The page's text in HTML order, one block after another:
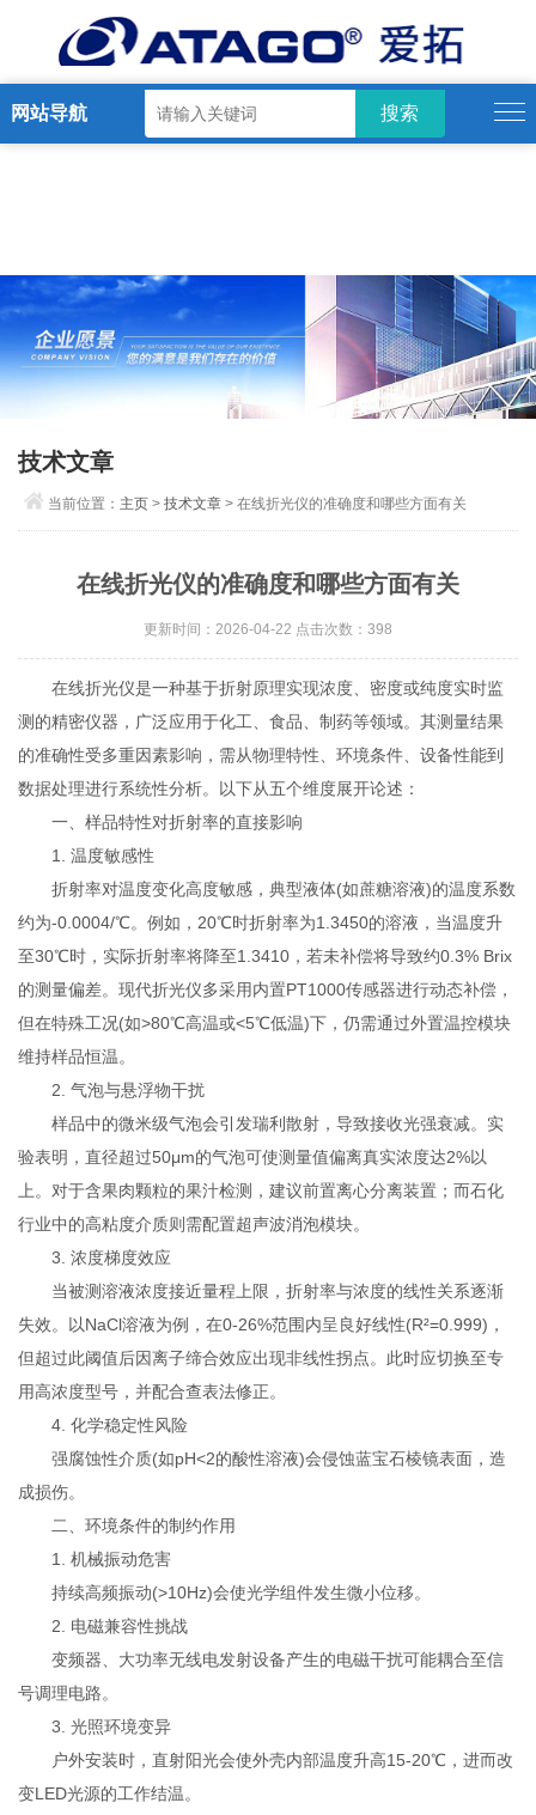
网站导航
技术文章
当前位置： 主页 >技术文章 > 在线折光仪的准确度和哪些方面有关
在线折光仪的准确度和哪些方面有关
更新时间：2026-04-22 点击次数：398
在线折光仪是一种基于折射原理实现浓度、密度或纯度实时监
测的精密仪器，广泛应用于化工、食品、制药等领域。其测量结果
的准确性受多重因素影响，需从物理特性、环境条件、设备性能到
数据处理进行系统性分析。以下从五个维度展开论述：
一、样品特性对折射率的直接影响
1. 温度敏感性
折射率对温度变化高度敏感，典型液体(如蔗糖溶液)的温度系数
约为-0.0004/℃。例如，20℃时折射率为1.3450的溶液，当温度升
至30℃时，实际折射率将降至1.3410，若未补偿将导致约0.3% Brix
的测量偏差。现代折光仪多采用内置PT1000传感器进行动态补偿，
但在特殊工况(如>80℃高温或<5℃低温)下，仍需通过外置温控模块
维持样品恒温。
2. 气泡与悬浮物干扰
样品中的微米级气泡会引发瑞利散射，导致接收光强衰减。实
验表明，直径超过50μm的气泡可使测量值偏离真实浓度达2%以
上。对于含果肉颗粒的果汁检测，建议前置离心分离装置；而石化
行业中的高粘度介质则需配置超声波消泡模块。
3. 浓度梯度效应
当被测溶液浓度接近量程上限，折射率与浓度的线性关系逐渐
失效。以NaCl溶液为例，在0-26%范围内呈良好线性(R²=0.999)，
但超过此阈值后因离子缔合效应出现非线性拐点。此时应切换至专
用高浓度型号，并配合查表法修正。
4. 化学稳定性风险
强腐蚀性介质(如pH<2的酸性溶液)会侵蚀蓝宝石棱镜表面，造
成损伤。
二、环境条件的制约作用
1. 机械振动危害
持续高频振动(>10Hz)会使光学组件发生微小位移。
2. 电磁兼容性挑战
变频器、大功率无线电发射设备产生的电磁干扰可能耦合至信
号调理电路。
3. 光照环境变异
户外安装时，直射阳光会使外壳内部温度升高15-20℃，进而改
变LED光源的工作结温。